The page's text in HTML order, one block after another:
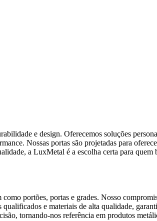
e design. Oferecemos soluções
Nossas portas são projetadas para
a LuxMetal é a escolha certa para quem
portões, portas e grades. Nosso
e materiais de alta qualidade,
tornando-nos referência em produtos